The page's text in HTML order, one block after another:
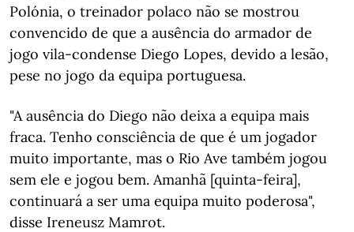
Polónia, o treinador polaco não se mostrou
convencido de que a ausência do armador de
jogo vila-condense Diego Lopes, devido a lesão,
pese no jogo da equipa portuguesa.
"A ausência do Diego não deixa a equipa mais
fraca. Tenho consciência de que é um jogador
muito importante, mas o Rio Ave também jogou
sem ele e jogou bem. Amanhã [quinta-feira],
continuará a ser uma equipa muito poderosa",
disse Ireneusz Mamrot.